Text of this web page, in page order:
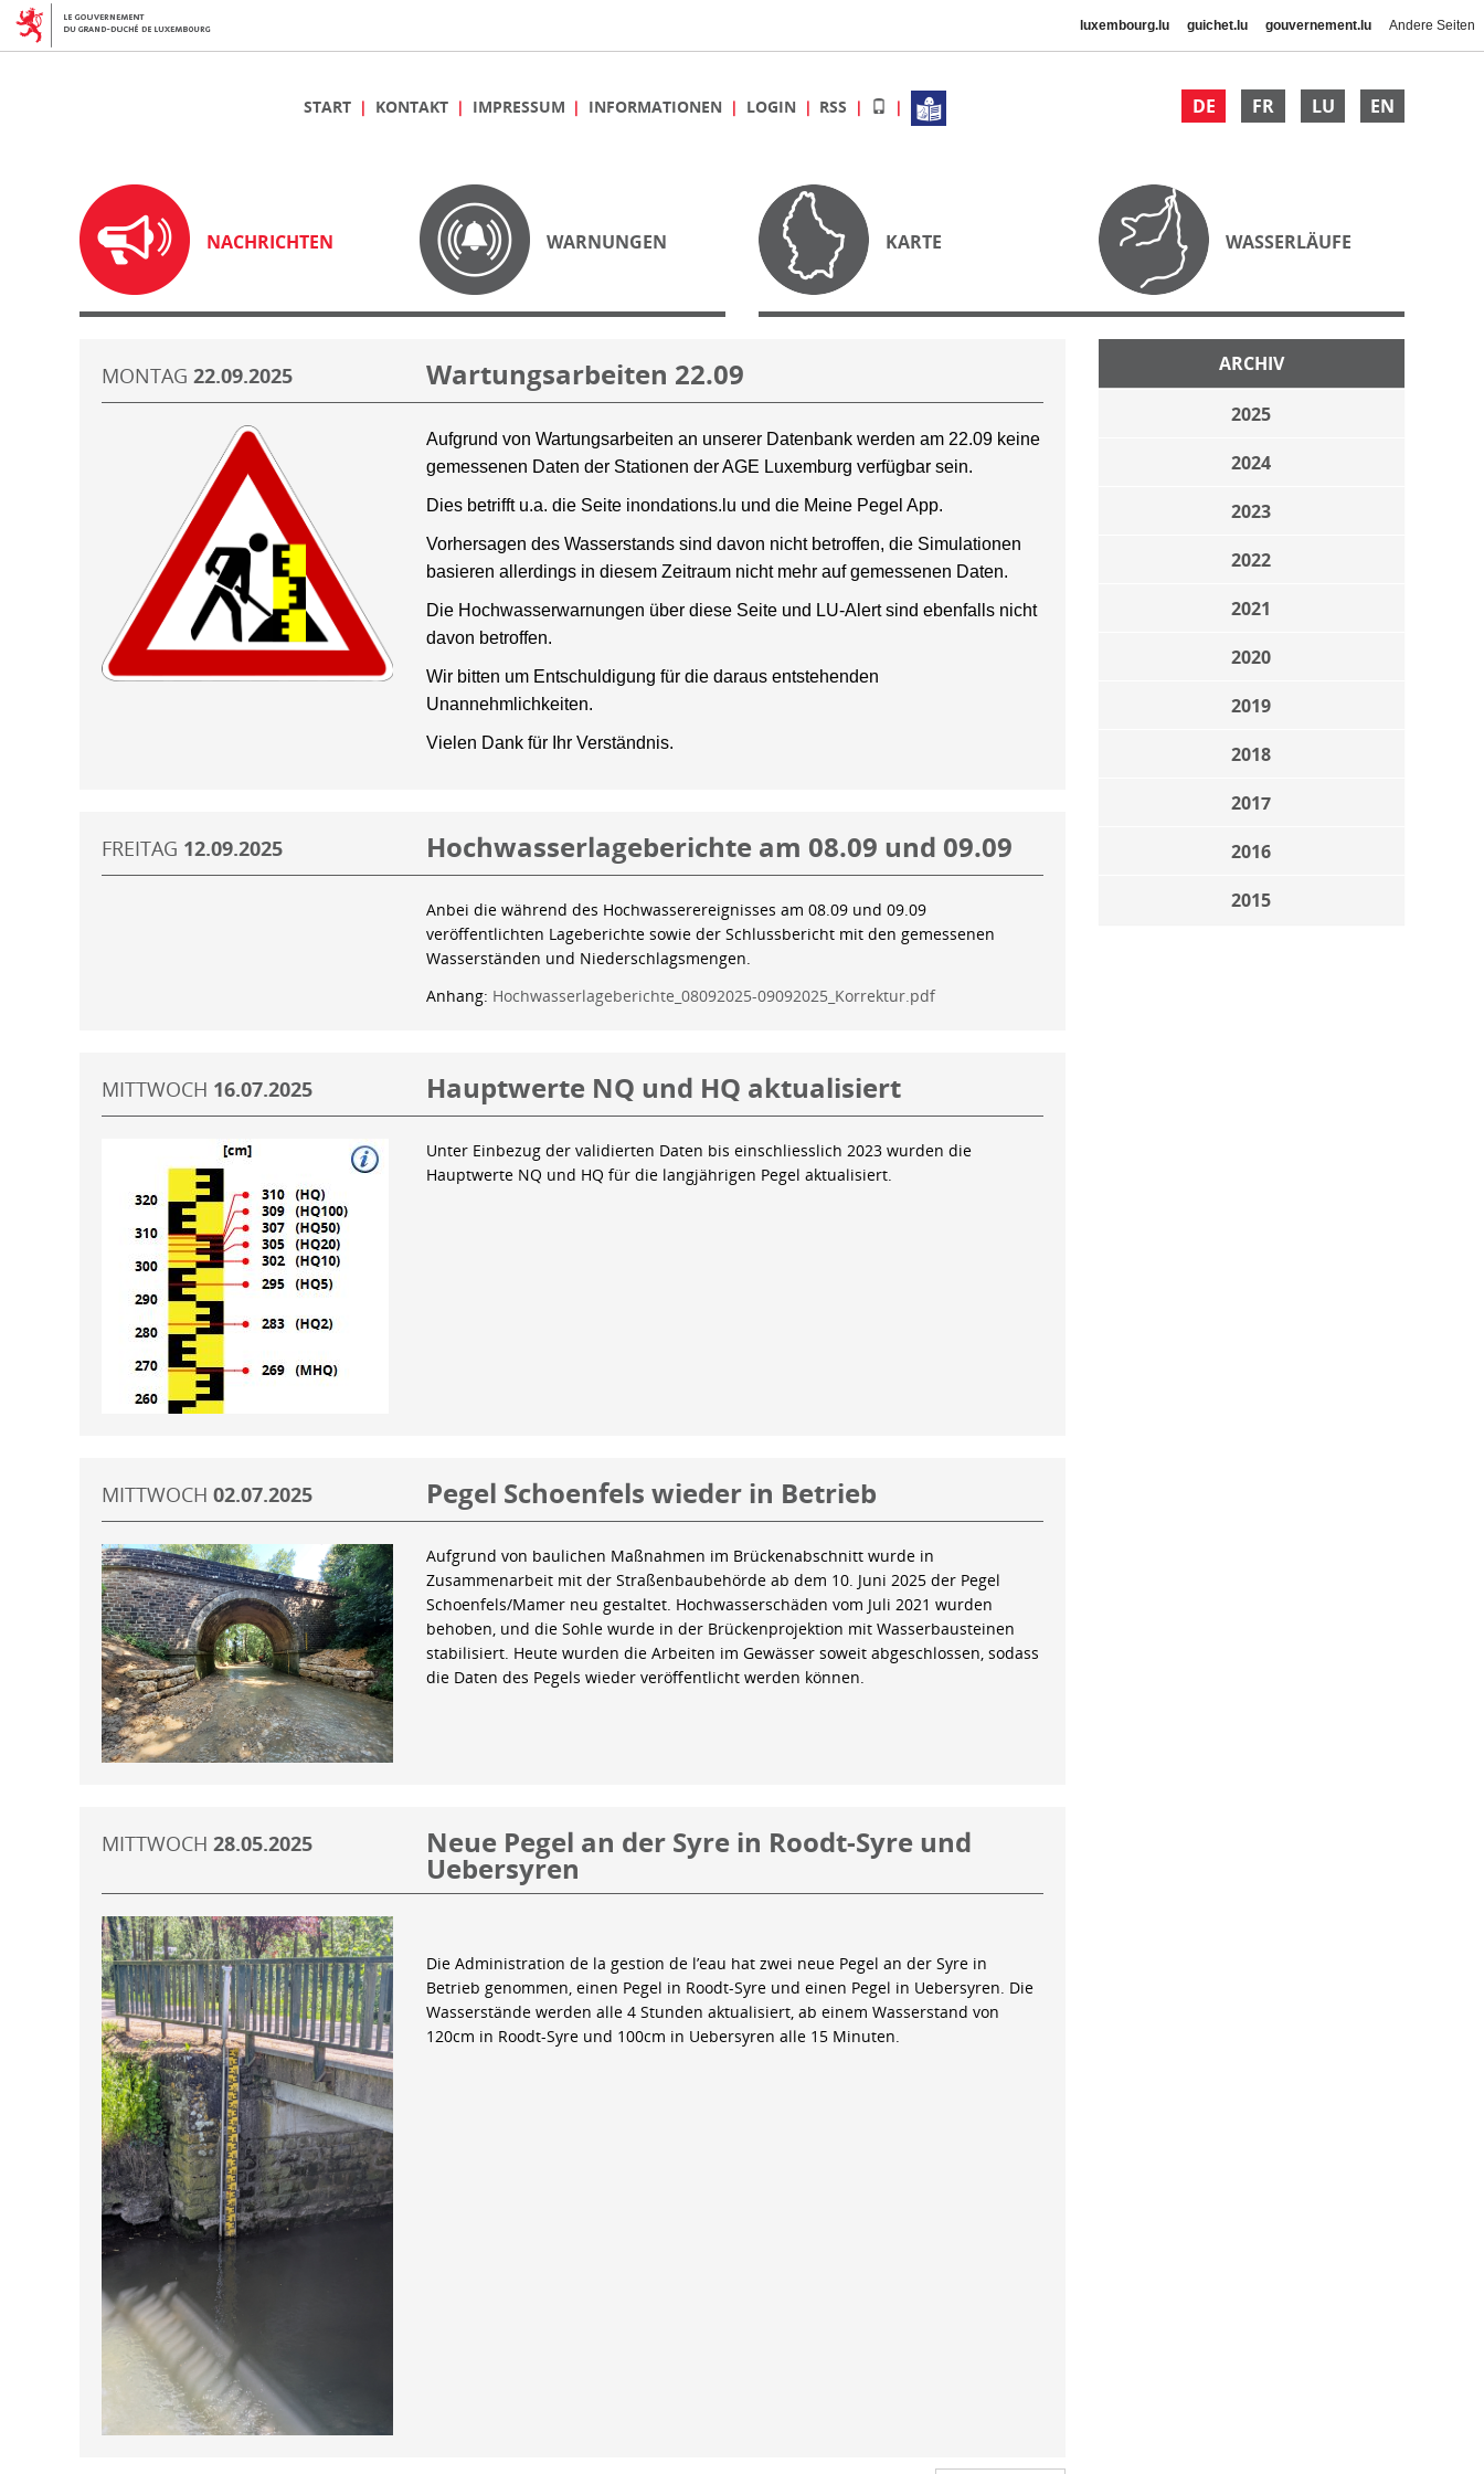
luxembourg.lu guichet.lu gouvernement.lu Andere Seiten
DE FR LU EN
START KONTAKT IMPRESSUM INFORMATIONEN LOGIN RSS
NACHRICHTEN WARNUNGEN KARTE WASSERLÄUFE
ARCHIV
2025
2024
2023
2022
2021
2020
2019
2018
2017
2016
2015
MONTAG 22.09.2025 Wartungsarbeiten 22.09
Aufgrund von Wartungsarbeiten an unserer Datenbank werden am 22.09 keine
gemessenen Daten der Stationen der AGE Luxemburg verfügbar sein.
Dies betrifft u.a. die Seite inondations.lu und die Meine Pegel App.
Vorhersagen des Wasserstands sind davon nicht betroffen, die Simulationen
basieren allerdings in diesem Zeitraum nicht mehr auf gemessenen Daten.
Die Hochwasserwarnungen über diese Seite und LU-Alert sind ebenfalls nicht
davon betroffen.
Wir bitten um Entschuldigung für die daraus entstehenden
Unannehmlichkeiten.
Vielen Dank für Ihr Verständnis.
FREITAG 12.09.2025 Hochwasserlageberichte am 08.09 und 09.09
Anbei die während des Hochwasserereignisses am 08.09 und 09.09
veröffentlichten Lageberichte sowie der Schlussbericht mit den gemessenen
Wasserständen und Niederschlagsmengen.
Anhang: Hochwasserlageberichte_08092025-09092025_Korrektur.pdf
MITTWOCH 16.07.2025 Hauptwerte NQ und HQ aktualisiert
Unter Einbezug der validierten Daten bis einschliesslich 2023 wurden die
Hauptwerte NQ und HQ für die langjährigen Pegel aktualisiert.
MITTWOCH 02.07.2025 Pegel Schoenfels wieder in Betrieb
Aufgrund von baulichen Maßnahmen im Brückenabschnitt wurde in
Zusammenarbeit mit der Straßenbaubehörde ab dem 10. Juni 2025 der Pegel
Schoenfels/Mamer neu gestaltet. Hochwasserschäden vom Juli 2021 wurden
behoben, und die Sohle wurde in der Brückenprojektion mit Wasserbausteinen
stabilisiert. Heute wurden die Arbeiten im Gewässer soweit abgeschlossen, sodass
die Daten des Pegels wieder veröffentlicht werden können.
MITTWOCH 28.05.2025 Neue Pegel an der Syre in Roodt-Syre und
Uebersyren
Die Administration de la gestion de l’eau hat zwei neue Pegel an der Syre in
Betrieb genommen, einen Pegel in Roodt-Syre und einen Pegel in Uebersyren. Die
Wasserstände werden alle 4 Stunden aktualisiert, ab einem Wasserstand von
120cm in Roodt-Syre und 100cm in Uebersyren alle 15 Minuten.